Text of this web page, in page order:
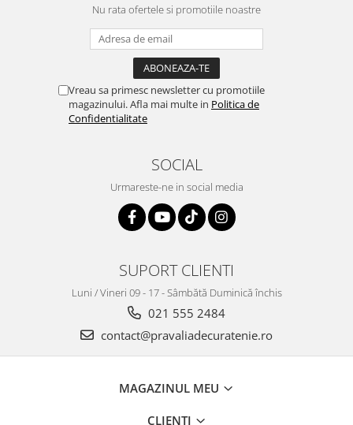
Nu rata ofertele si promotiile noastre
Vreau sa primesc newsletter cu promotiile
magazinului. Afla mai multe in Politica de
Confidentialitate
SOCIAL
Urmareste-ne in social media
SUPORT CLIENTI
Luni / Vineri 09 - 17 - Sâmbătă Duminică închis
021 555 2484
contact@pravaliadecuratenie.ro
MAGAZINUL MEU
CLIENTI